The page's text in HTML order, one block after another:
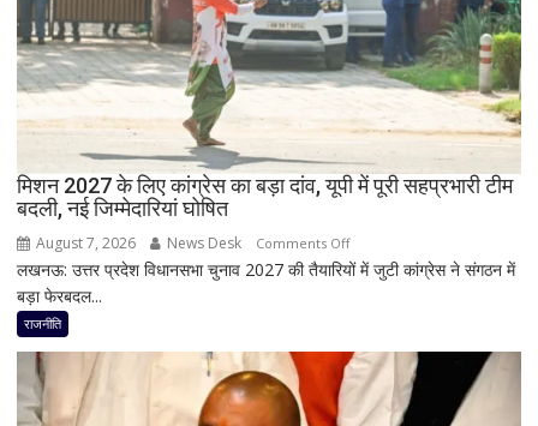
सियासी
अटकलें
रामाशीष
राय
ने
से
दिया
इस्तीफा
मिशन 2027 के लिए कांग्रेस का बड़ा दांव, यूपी में पूरी सहप्रभारी टीम
बदली, नई जिम्मेदारियां घोषित
August 7, 2026 News Desk Comments Offon
मिशन
कांग्रेस
लखनऊ: उत्तर प्रदेश विधानसभा चुनाव 2027 की तैयारियों में जुटी कांग्रेस ने संगठन में
बड़ा फेरबदल...
राजनीति